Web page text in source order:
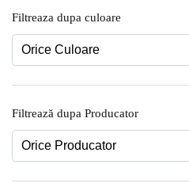
Filtreaza dupa culoare
Filtrează dupa Producator